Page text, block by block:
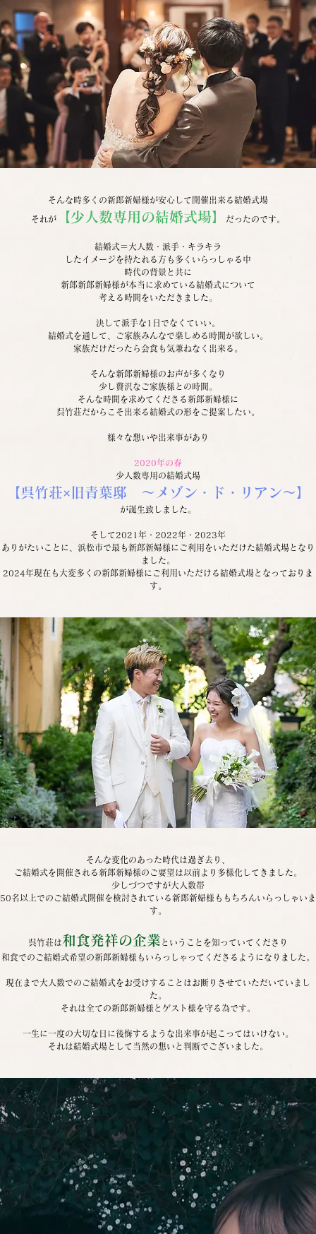
そんな時多くの新郎新婦様が安心して開催出来る結婚式場
それが 【少人数専用の結婚式場】 だったのです。
結婚式＝大人数・派手・キラキラ
したイメージを持たれる方も多くいらっしゃる中
時代の背景と共に
新郎新郎新婦様が本当に求めている結婚式について
考える時間をいただきました。
決して派手な1日でなくていい。
結婚式を通して、ご家族みんなで楽しめる時間が欲しい。
家族だけだったら会食も気兼ねなく出来る。
そんな新郎新婦様のお声が多くなり
少し贅沢なご家族様との時間。
そんな時間を求めてくださる新郎新婦様に
呉竹荘だからこそ出来る結婚式の形をご提案したい。
様々な想いや出来事があり
2020年の春
少人数専用の結婚式場
【呉竹荘×旧青葉邸　～メゾン・ド・リアン～】
が誕生致しました。
そして2021年・2022年・2023年
ありがたいことに、浜松市で最も新郎新婦様にご利用をいただけた結婚式場となり
ました。
2024年現在も大変多くの新郎新婦様にご利用いただける結婚式場となっておりま
す。
そんな変化のあった時代は過ぎ去り、
ご結婚式を開催される新郎新婦様のご要望は以前より多様化してきました。
少しづつですが大人数帯
50名以上でのご結婚式開催を検討されている新郎新婦様ももちろんいらっしゃいま
す。
呉竹荘は 和食発祥の企業 ということを知っていてくださり
和食でのご結婚式希望の新郎新婦様もいらっしゃってくださるようになりました。
現在まで大人数でのご結婚式をお受けすることはお断りさせていただいていまし
た。
それは全ての新郎新婦様とゲスト様を守る為です。
一生に一度の大切な日に後悔するような出来事が起こってはいけない。
それは結婚式場として当然の想いと判断でございました。